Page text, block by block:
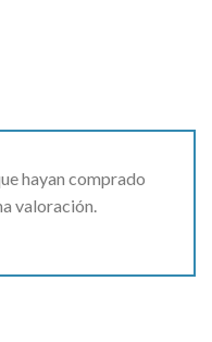
hayan comprado
valoración.